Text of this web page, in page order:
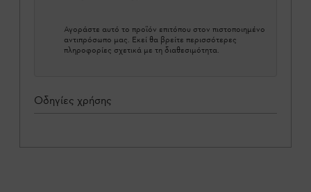
Αγοράστε αυτό το προϊόν επιτόπου στον πιστοποιημένο
αντιπρόσωπο μας. Εκεί θα βρείτε περισσότερες
πληροφορίες σχετικά με τη διαθεσιμότητα.
Οδηγίες χρήσης